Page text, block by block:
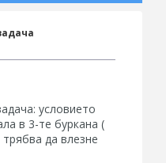
условието
в 3-те буркана (
да влезне